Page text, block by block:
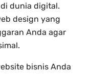
dunia digital.
design yang
Anda agar
bisnis Anda